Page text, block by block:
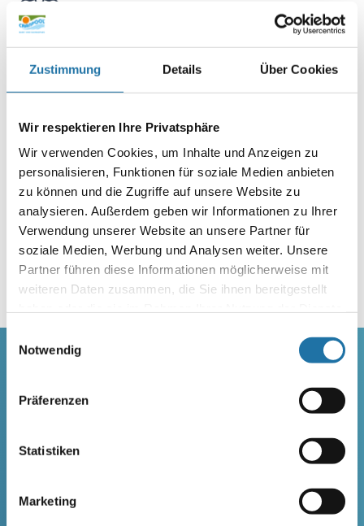
Zustimmung Details Über Cookies
Wir respektieren Ihre Privatsphäre
Wir verwenden Cookies, um Inhalte und Anzeigen zu
personalisieren, Funktionen für soziale Medien anbieten
zu können und die Zugriffe auf unsere Website zu
analysieren. Außerdem geben wir Informationen zu Ihrer
Verwendung unserer Website an unsere Partner für
soziale Medien, Werbung und Analysen weiter. Unsere
Partner führen diese Informationen möglicherweise mit
weiteren Daten zusammen, die Sie ihnen bereitgestellt
unsererDatenschutzerklärung
Notwendig
Präferenzen
Statistiken
Marketing
Cranpool ist für Sie ein verlässlicher Partner mit
über 45 Jahren Erfahrung und kompetenter Betreuung. Dank
über 30.000 zufriedener Kunden in Österreich und
Deutschland.
Garantierte Premium Qualität
Alle unsere Produkte werden getestet und wir
garantieren Ihnen eine absolute Top-Qualität.
MEHR ERFAHREN >
Entdecken Sie noch mehr Sauna
AREND MAATA